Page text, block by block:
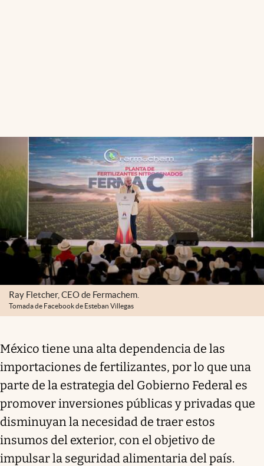
Ray Fletcher, CEO de Fermachem.
Tomada de Facebook de Esteban Villegas
México tiene una alta dependencia de las
importaciones de fertilizantes, por lo que una
parte de la estrategia del Gobierno Federal es
promover inversiones públicas y privadas que
disminuyan la necesidad de traer estos
insumos del exterior, con el objetivo de
impulsar la seguridad alimentaria del país.